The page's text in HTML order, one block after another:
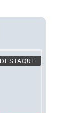
DESTAQUE